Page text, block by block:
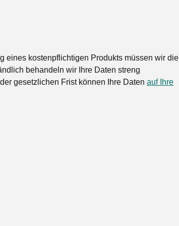
eines kostenpflichtigen Produkts müssen wir die
behandeln wir Ihre Daten streng
gesetzlichen Frist können Ihre Daten auf Ihre